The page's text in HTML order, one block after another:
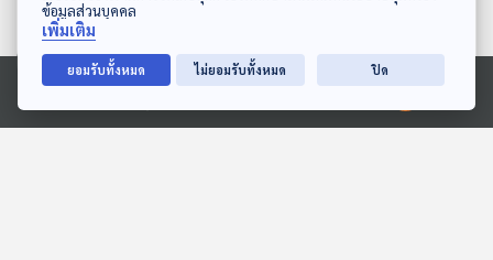
Ⓒ 2020 องค์การกระจายเสียงและแพร่ภาพสาธารณะแห่งประเทศไทย
ความบันเทิงที่สร้างรอยยิ้ม
นักผจญเพลง Podcast นักผจญเพลง Podcast
ข้อมูลส่วนบุคคล
เพิ่มเติม
ยอมรับทั้งหมด ไม่ยอมรับทั้งหมด ปิด